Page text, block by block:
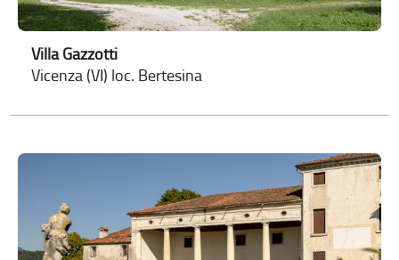
Villa Gazzotti
Vicenza (VI) loc. Bertesina